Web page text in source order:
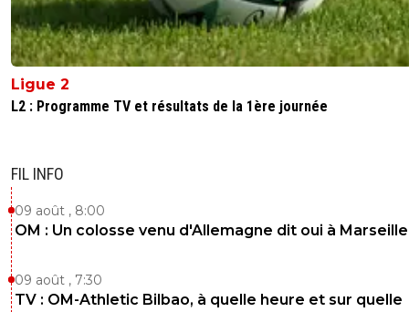
Ligue 2
L2 : Programme TV et résultats de la 1ère journée
FIL INFO
09 août , 8:00
OM : Un colosse venu d'Allemagne dit oui à Marseille
09 août , 7:30
TV : OM-Athletic Bilbao, à quelle heure et sur quelle